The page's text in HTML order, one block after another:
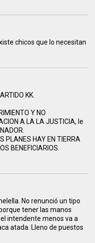
chicos que lo necesitan
KK.
Y NO
A LA LA JUSTICIA, le
PLANES HAY EN TIERRA
BENEFICIARIOS.
No renunció un tipo
tener las manos
intendente menos va a
atada. Lleno de puestos